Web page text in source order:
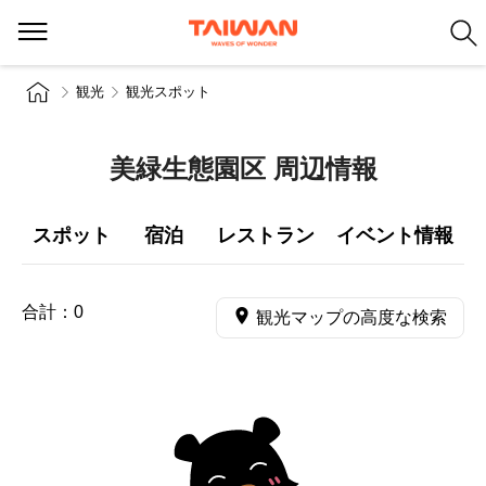
観光 観光スポット
美緑生態園区 周辺情報
スポット 宿泊 レストラン イベント情報
合計： 0 観光マップの高度な検索